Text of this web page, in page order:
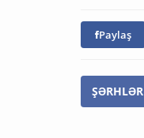
Paylaş
ŞƏRHLƏR